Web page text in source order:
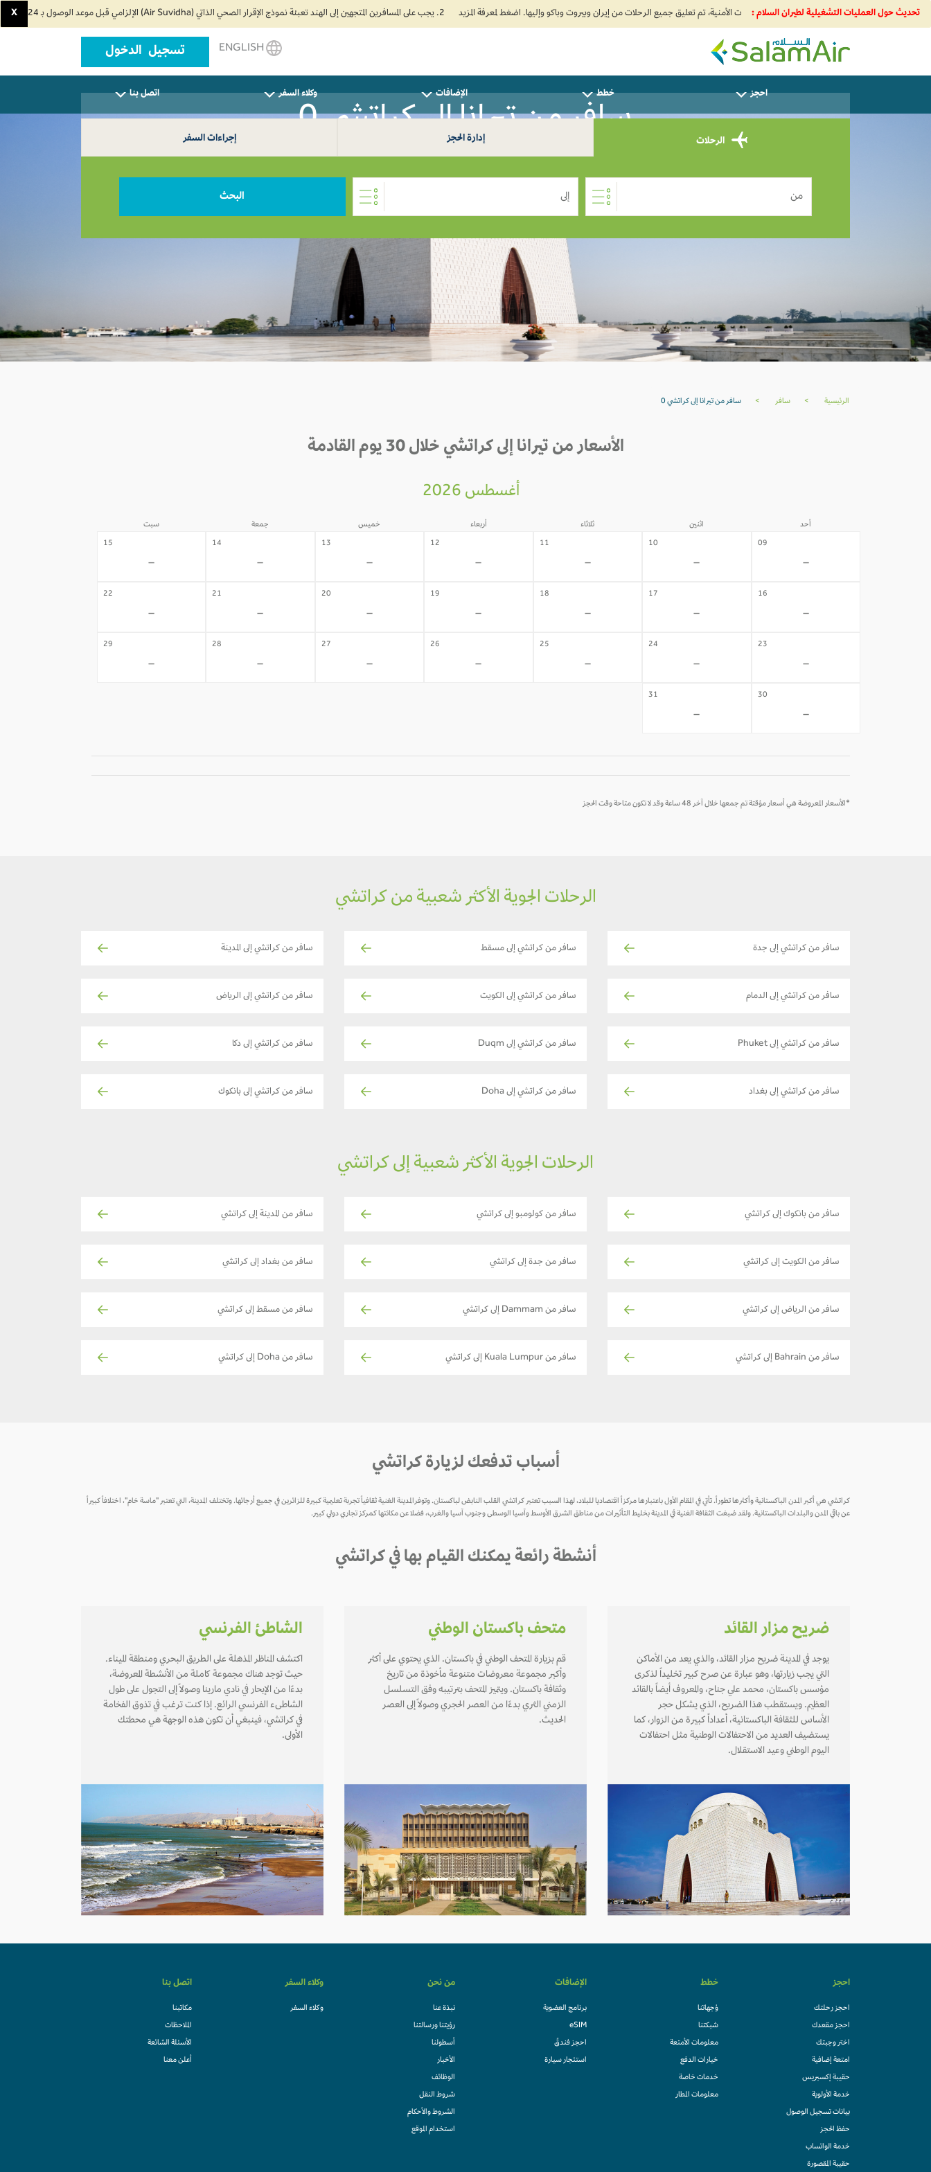
تحديث حول العمليات التشغيلية لطيران السلام : 2. يجب على المسافرين المتجهين إلى الهند تعبئة نموذج الإقرار الصحي الذاتي (Air Suvidha) الإلزامي قبل موعد الوصول بـ 24 ساعة على الأقل. اضغط هنا للدخول إلى بوابة Air Suvidha. X
SalamAir
تسجيل الدخول
احجز خطط الإضافات وكلاء السفر اتصل بنا
سافر من تيرانا إلى كراتشي 0
الرحلات إدارة الحجز إجراءات السفر
من إلى البحث
الرئيسية > سافر > سافر من تيرانا إلى كراتشي 0
الأسعار من تيرانا إلى كراتشي خلال 30 يوم القادمة
أغسطس 2026
أحد اثنين ثلاثاء أربعاء خميس جمعة سبت
09
-
10
-
11
-
12
-
13
-
14
-
15
-
16
-
17
-
18
-
19
-
20
-
21
-
22
-
23
-
24
-
25
-
26
-
27
-
28
-
29
-
30
-
31
-
*الأسعار المعروضة هي أسعار مؤقتة تم جمعها خلال آخر 48 ساعة وقد لا تكون متاحة وقت الحجز
الرحلات الجوية الأكثر شعبية من كراتشي
سافر من كراتشي إلى جدة سافر من كراتشي إلى مسقط سافر من كراتشي إلى المدينة
سافر من كراتشي إلى الدمام سافر من كراتشي إلى الكويت سافر من كراتشي إلى الرياض
سافر من كراتشي إلى Phuket سافر من كراتشي إلى Duqm سافر من كراتشي إلى دكا
سافر من كراتشي إلى بغداد سافر من كراتشي إلى Doha سافر من كراتشي إلى بانكوك
الرحلات الجوية الأكثر شعبية إلى كراتشي
سافر من بانكوك إلى كراتشي سافر من كولومبو إلى كراتشي سافر من المدينة إلى كراتشي
سافر من الكويت إلى كراتشي سافر من جدة إلى كراتشي سافر من بغداد إلى كراتشي
سافر من الرياض إلى كراتشي سافر من Dammam إلى كراتشي سافر من مسقط إلى كراتشي
سافر من Bahrain إلى كراتشي سافر من Kuala Lumpur إلى كراتشي سافر من Doha إلى كراتشي
أسباب تدفعك لزيارة كراتشي
كراتشي هي أكبر المدن الباكستانية وأكثرها تطوراً. تأتي في المقام الأول باعتبارها مركزاً اقتصاديا للبلاد، لهذا السبب تعتبر كراتشي القلب النابض لباكستان. وتوفرالمدينة الغنية ثقافياً تجربة تعليمية كبيرة للزائرين في جميع أرجائها. وتختلف المدينة، التي تعتبر "ماسة خام"، اختلافاً كبيراً
عن باقي المدن والبلدات الباكستانية. ولقد صُبغت الثقافة الغنية في المدينة بخليط التأثيرات من مناطق الشرق الأوسط وآسيا الوسطى وجنوب آسيا والغرب، فضلا عن مكانتها كمركز تجاري دولي كبير.
أنشطة رائعة يمكنك القيام بها في كراتشي
ضريح مزار القائد
يوجد في المدينة ضريح مزار القائد، والذي يعد من الأماكن
التي يجب زيارتها، وهو عبارة عن صرح كبير تخليداً لذكرى
مؤسس باكستان، محمد علي جناح، والمعروف أيضاً بالقائد
العظيم. ويستقطب هذا الضريح، الذي يشكل حجر
الأساس للثقافة الباكستانية، أعداداً كبيرة من الزوار، كما
يستضيف العديد من الاحتفالات الوطنية مثل احتفالات
اليوم الوطني وعيد الاستقلال.
متحف باكستان الوطني
قم بزيارة المتحف الوطني في باكستان. الذي يحتوي على أكثر
وأكبر مجموعة معروضات متنوعة مأخوذة من تاريخ
وثقافة باكستان. ويتميز المتحف بترتيبه وفق التسلسل
الزمني الثري بدءًا من العصر الحجري وصولاً إلى العصر
الحديث.
الشاطئ الفرنسي
اكتشف المناظر المذهلة على الطريق البحري ومنطقة الميناء.
حيث توجد هناك مجموعة كاملة من الأنشطة المعروضة،
بدءًا من الإبحار في نادي مارينا وصولاً إلى التجول على طول
الشاطىء الفرنسي الرائع. إذا كنت ترغب في تذوق الفخامة
في كراتشي، فينبغي أن تكون هذه الوجهة هي محطتك
الأولى.
احجز
احجز رحلتك
احجز مقعدك
اختر وجبتك
امتعة إضافية
حقيبة إكسبريس
خدمة الأولوية
بيانات تسجيل الوصول
حفظ الحجز
خدمة الواتساب
حقيبة المقصورة
خطط
وُجهاتنا
شبكتنا
معلومات الأمتعة
خيارات الدفع
خدمات خاصة
معلومات المطار
الإضافات
برنامج العضوية
eSIM
احجز فندقً
استئجار سيارة
من نحن
نبذة عنا
رؤيتنا ورسالتنا
أسطولنا
الأخبار
الوظائف
شروط النقل
الشروط والأحكام
استخدام الموقع
وكلاء السفر
وكلاء السفر
اتصل بنا
مكاتبنا
الملاحظات
الأسئلة الشائعة
أعلن معنا